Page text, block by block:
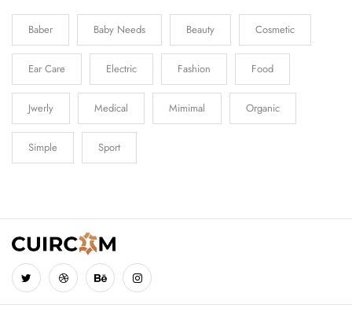
Baber Baby Needs Beauty Cosmetic
Ear Care Electric Fashion Food
Jwerly Medical Mimimal Organic
Simple Sport